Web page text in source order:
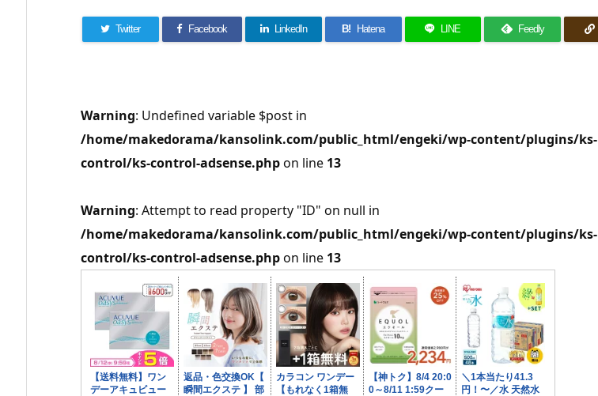
Twitter Facebook LinkedIn B! Hatena LINE Feedly
Warning: Undefined variable $post in
/home/makedorama/kansolink.com/public_html/engeki/wp-content/plugins/ks-
control/ks-control-adsense.phpon line 13
Warning: Attempt to read property "ID" on null in
/home/makedorama/kansolink.com/public_html/engeki/wp-content/plugins/ks-
control/ks-control-adsense.phpon line 13